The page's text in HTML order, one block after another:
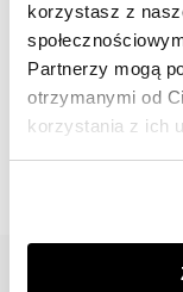
korzystasz z
Partnerzy mogą
otrzymanymi od
korzystania z ich
📸